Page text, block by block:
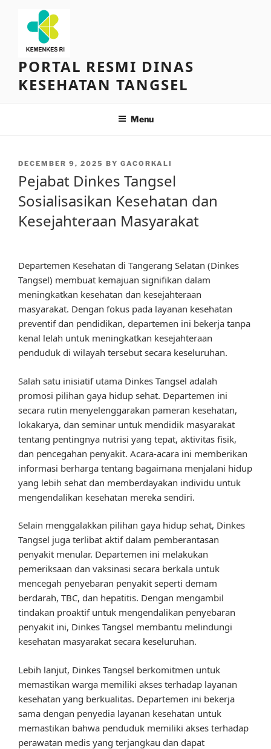
content
PORTAL RESMI DINAS
KESEHATAN TANGSEL
Menu
POSTED
DECEMBER 9, 2025 BY GACORKALI
Pejabat Dinkes Tangsel
Sosialisasikan Kesehatan dan
Kesejahteraan Masyarakat
Departemen Kesehatan di Tangerang Selatan (Dinkes
Tangsel) membuat kemajuan signifikan dalam
meningkatkan kesehatan dan kesejahteraan
masyarakat. Dengan fokus pada layanan kesehatan
preventif dan pendidikan, departemen ini bekerja tanpa
kenal lelah untuk meningkatkan kesejahteraan
penduduk di wilayah tersebut secara keseluruhan.
Salah satu inisiatif utama Dinkes Tangsel adalah
promosi pilihan gaya hidup sehat. Departemen ini
secara rutin menyelenggarakan pameran kesehatan,
lokakarya, dan seminar untuk mendidik masyarakat
tentang pentingnya nutrisi yang tepat, aktivitas fisik,
dan pencegahan penyakit. Acara-acara ini memberikan
informasi berharga tentang bagaimana menjalani hidup
yang lebih sehat dan memberdayakan individu untuk
mengendalikan kesehatan mereka sendiri.
Selain menggalakkan pilihan gaya hidup sehat, Dinkes
Tangsel juga terlibat aktif dalam pemberantasan
penyakit menular. Departemen ini melakukan
pemeriksaan dan vaksinasi secara berkala untuk
mencegah penyebaran penyakit seperti demam
berdarah, TBC, dan hepatitis. Dengan mengambil
tindakan proaktif untuk mengendalikan penyebaran
penyakit ini, Dinkes Tangsel membantu melindungi
kesehatan masyarakat secara keseluruhan.
Lebih lanjut, Dinkes Tangsel berkomitmen untuk
memastikan warga memiliki akses terhadap layanan
kesehatan yang berkualitas. Departemen ini bekerja
sama dengan penyedia layanan kesehatan untuk
memastikan bahwa penduduk memiliki akses terhadap
perawatan medis yang terjangkau dan dapat